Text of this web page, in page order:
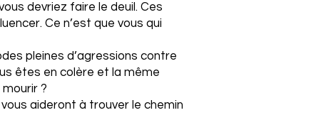
devriez faire le deuil. Ces
Ce n’est que vous qui
pleines d’agressions contre
êtes en colère et la même
?
aideront à trouver le chemin